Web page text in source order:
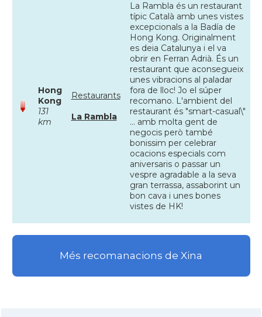
Hong
Kong
131
km
Restaurants
La Rambla
La Rambla és un restaurant
típic Català amb unes vistes
excepcionals a la Badía de
Hong Kong. Originalment
es deia Catalunya i el va
obrir en Ferran Adrià. És un
restaurant que aconsegueix
unes vibracions al paladar
fora de lloc! Jo el súper
recomano. L'ambient del
restaurant és "smart-casual\"
... amb molta gent de
negocis però també
bonissim per celebrar
ocacions especials com
aniversaris o passar un
vespre agradable a la seva
gran terrassa, assaborint un
bon cava i unes bones
vistes de HK!
Més recomanacions de Xina